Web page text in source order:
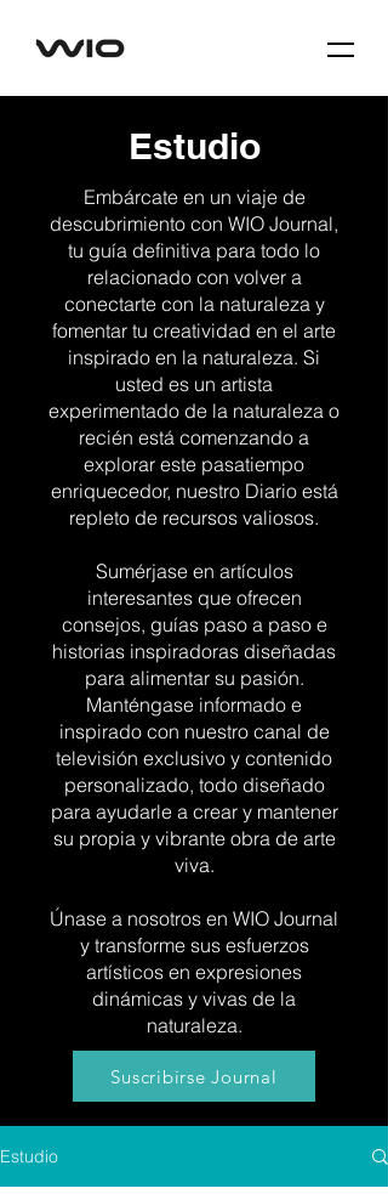
Estudio
Embárcate en un viaje de
descubrimiento con WIO Journal,
tu guía definitiva para todo lo
relacionado con volver a
conectarte con la naturaleza y
fomentar tu creatividad en el arte
inspirado en la naturaleza. Si
usted es un artista
experimentado de la naturaleza o
recién está comenzando a
explorar este pasatiempo
enriquecedor, nuestro Diario está
repleto de recursos valiosos.
Sumérjase en artículos
interesantes que ofrecen
consejos, guías paso a paso e
historias inspiradoras diseñadas
para alimentar su pasión.
Manténgase informado e
inspirado con nuestro canal de
televisión exclusivo y contenido
personalizado, todo diseñado
para ayudarle a crear y mantener
su propia y vibrante obra de arte
viva.
Únase a nosotros en WIO Journal
y transforme sus esfuerzos
artísticos en expresiones
dinámicas y vivas de la
naturaleza.
Suscribirse Journal
Estudio